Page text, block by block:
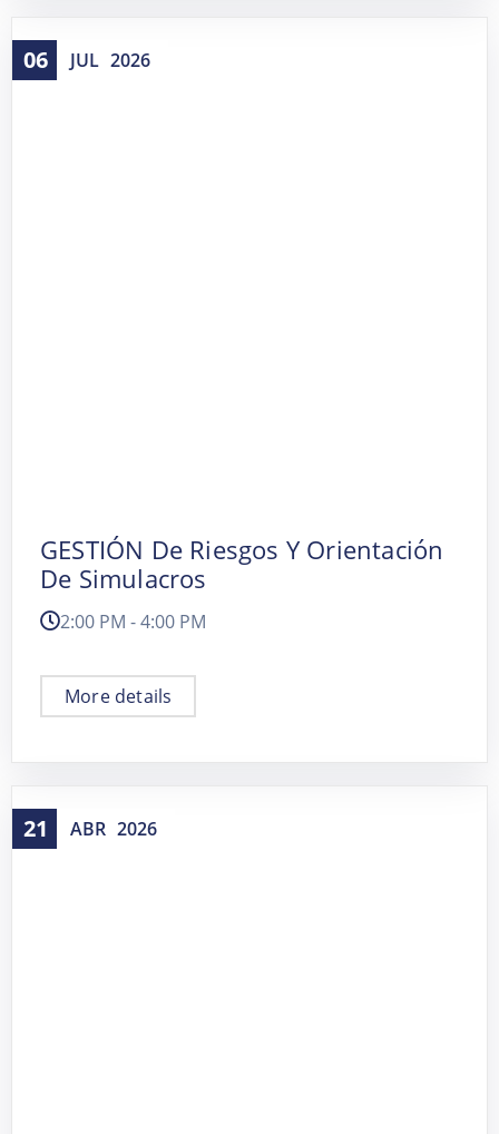
06 JUL 2026
GESTIÓN De Riesgos Y Orientación
De Simulacros
2:00 PM - 4:00 PM
More details
21 ABR 2026